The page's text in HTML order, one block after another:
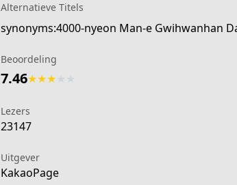
Alternatieve Titels
synonyms:4000-nyeon Man-e Gwihwanhan
Beoordeling
7.46★★★
Lezers
23147
Uitgever
KakaoPage